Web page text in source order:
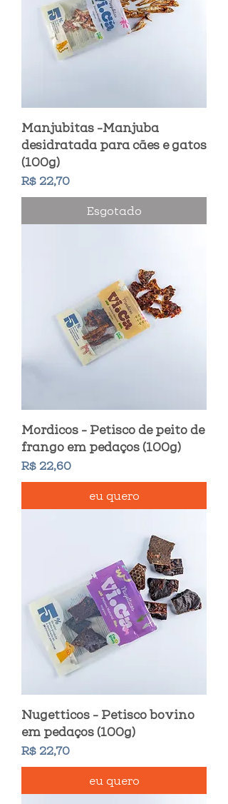
Manjubitas -Manjuba
desidratada para cães e gatos
(100g)
Preço
R$ 22,70
Esgotado
Mordicos - Petisco de peito de
frango em pedaços (100g)
Preço
R$ 22,60
eu quero
Nugetticos - Petisco bovino
em pedaços (100g)
Preço
R$ 22,70
eu quero